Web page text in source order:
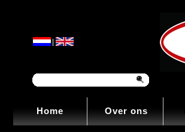
Home Over ons